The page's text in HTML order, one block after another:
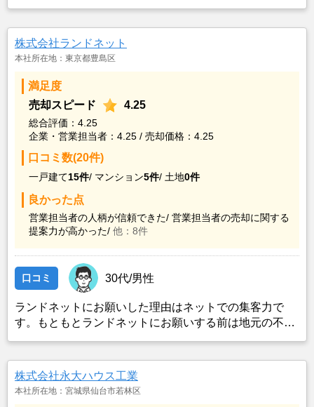
社と専任媒介契約を交わしたもの。
株式会社ランドネット
本社所在地：東京都豊島区
満足度
売却スピード
4.25
総合評価：4.25
企業・営業担当者：4.25 / 売却価格：4.25
口コミ数(20件)
一戸建て15件/ マンション5件/ 土地0件
良かった点
営業担当者の人柄が信頼できた/ 営業担当者の売却に関する
提案力が高かった/ 他：8件
口コミ 30代/男性
ランドネットにお願いした理由はネットでの集客力で
す。もともとランドネットにお願いする前は地元の不動
動産屋では取り扱ってもらえませんでした。そこでそれ
までに取引があり、全国対応しているランドネットにお
株式会社永大ハウス工業
本社所在地：宮城県仙台市若林区